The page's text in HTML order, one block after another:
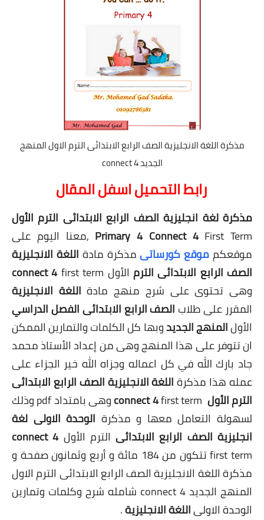
مذكرة اللغة الانجليزية الصف الرابع الابتدائى الترم الاول المنهج
الجديد connect 4
رابط التحميل اسفل المقال
مذكرة لغة انجليزية الصف الرابع الابتدائى الترم الأول
Primary 4 Connect 4 First Term ,معنا اليوم على
موقعكمموقع كورساتىمذكرة مادة اللغة الانجليزية
الصف الرابع الابتدائى الترم الأول connect 4first term
وهى تحتوى على شرح منهج مادة اللغة الانجليزية
المقرر على طلاب الصف الرابع الابتدائى الفصل الدراسي
الأولالمنهج الجديدوبها كل الكلمات والتمارين الممكن
ان تتوفر على هذا المنهج وهى من إعداد الأستاذ محمد
جاد بارك الله في كل اعماله وجزاه الله خير الجزاء على
عمله هذا مذكرةاللغة الانجليزية الصف الرابع الابتدائى
الترم الأول connect 4
first term وهى بامتداد pdf وذلك
لسهولة التعامل معها و مذكرة الوحدة الاولى لغة
انجليزية الصف الرابع الابتدائى الترم الأولconnect 4
first term تتكون من 184 مائة و أربع وثمانون صفحة و
مذكرة اللغة الانجليزية الصف الرابع الابتدائى الترم الاول
المنهج الجديد connect 4 شامله شرح وكلمات وتمارين
الوحدة الاولىاللغة الانجليزية.